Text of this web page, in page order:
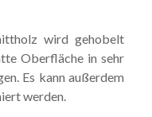
wird gehobelt
Oberfläche in sehr
Es kann außerdem
werden.